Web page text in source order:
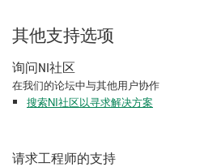
其他支持选项
询问NI社区
在我们的论坛中与其他用户协作
搜索NI社区以寻求解决方案
请求工程师的支持